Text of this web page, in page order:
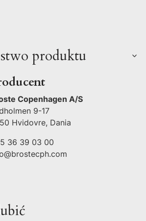
produktu
Copenhagen A/S
9-17
Hvidovre, Dania
36 39 03 00